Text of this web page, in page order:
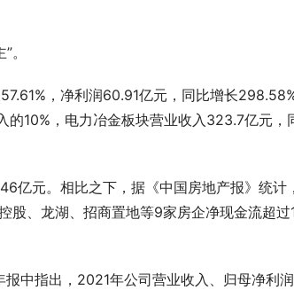
。
，净利润60.91亿元，同比增长298.58%
10%，电力冶金板块营业收入323.7亿元，
亿元。相比之下，据《中国房地产报》统计，
股、龙湖、招商置地等9家房企净现金流超过
中指出，2021年公司营业收入、归母净利润